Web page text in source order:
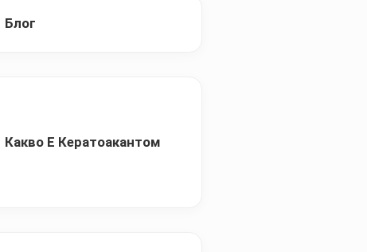
Блог
Какво Е Кератоакантом